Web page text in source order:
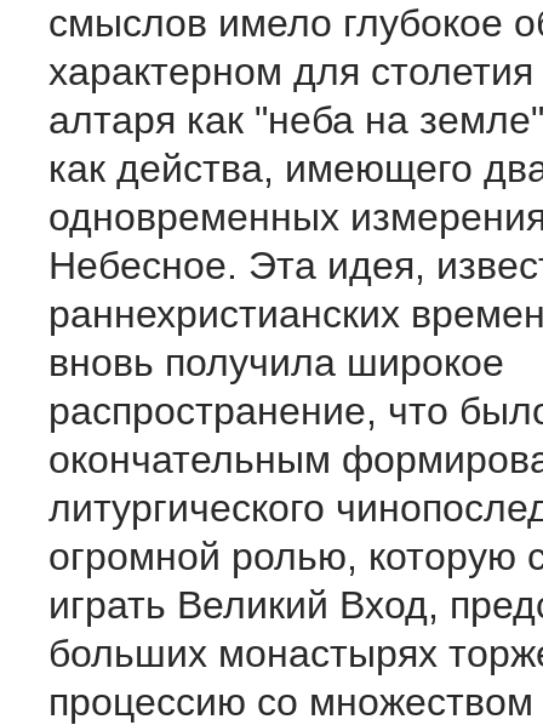
смыслов имело глубокое
характерном для
алтаря как "неба на
как действа, имеющего
одновременных
Небесное. Эта идея,
раннехристианских
вновь получила широкое
распространение, что
окончательным
литургического
огромной ролью, которую
играть Великий Вход,
больших монастырях
процессию со множеством